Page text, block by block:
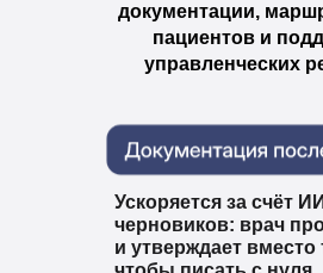
документации,
пациентов и
управленческих
Ускоряется за счёт
черновиков: врач
и утверждает вместо